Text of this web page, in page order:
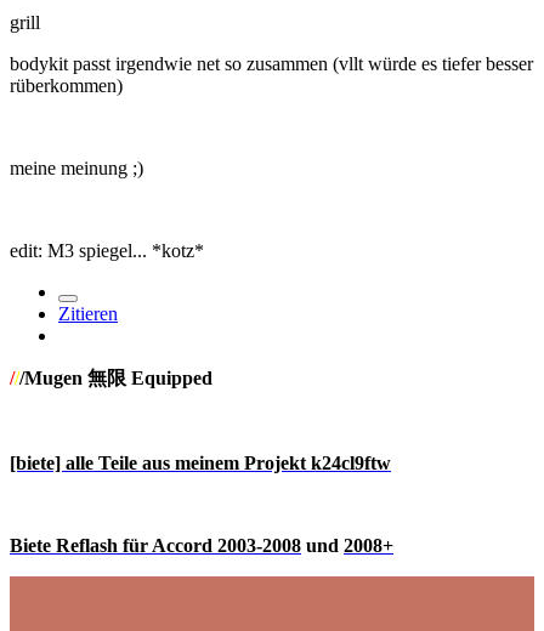
grill
bodykit passt irgendwie net so zusammen (vllt würde es tiefer besser
rüberkommen)
meine meinung ;)
edit: M3 spiegel... *kotz*
Zitieren
///Mugen 無限 Equipped
[biete] alle Teile aus meinem Projekt k24cl9ftw
Biete Reflash für Accord 2003-2008 und 2008+